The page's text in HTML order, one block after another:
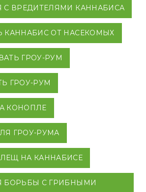
С ВРЕДИТЕЛЯМИ КАННАБИСА
КАННАБИС ОТ НАСЕКОМЫХ
ГРОУ-РУМ
ГРОУ-РУМ
КОНОПЛЕ
ГРОУ-РУМА
НА КАННАБИСЕ
БОРЬБЫ С ГРИБНЫМИ